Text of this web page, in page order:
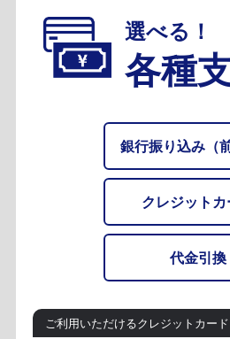
選べる！
各種
銀行振り込み（
クレジットカ
代金引換
ご利用いただけるクレジットカード